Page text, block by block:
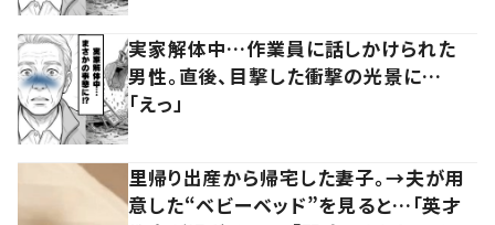
実家解体中…作業員に話しかけられた
男性。直後、目撃した衝撃の光景に…
「えっ」
里帰り出産から帰宅した妻子。→夫が用
意した“ベビーベッド”を見ると…「英才